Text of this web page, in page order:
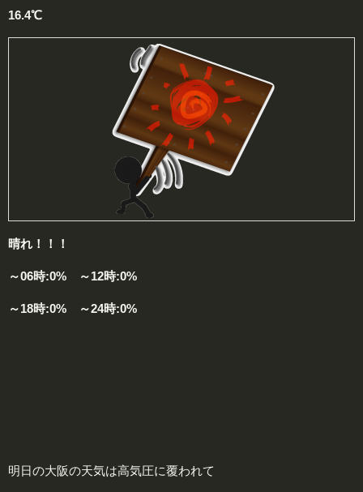
16.4℃
晴れ！！！
～06時:0% ～12時:0%
～18時:0% ～24時:0%
明日の大阪の天気は高気圧に覆われて